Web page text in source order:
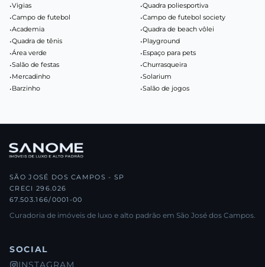
•Vigias •Quadra poliesportiva
•Campo de futebol •Campo de futebol society
•Academia •Quadra de beach vôlei
•Quadra de tênis •Playground
•Área verde •Espaço para pets
•Salão de festas •Churrasqueira
•Mercadinho •Solarium
•Barzinho •Salão de jogos
SÃO JOSÉ DOS CAMPOS - SP
CRECI 296.026
67.503.166/0001-00
Curadoria de imóveis de luxo e alto padrão em São José dos Campos.
SOCIAL
INSTAGRAM